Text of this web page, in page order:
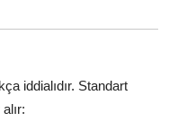
iddialıdır. Standart